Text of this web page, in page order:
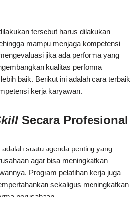
tersebut harus dilakukan
mampu menjaga kompetensi
jika ada performa yang
kualitas performa
baik. Berikut ini adalah cara terbaik
kerja karyawan.
Secara Profesional
suatu agenda penting yang
agar bisa meningkatkan
Program pelatihan kerja juga
sekaligus meningkatkan